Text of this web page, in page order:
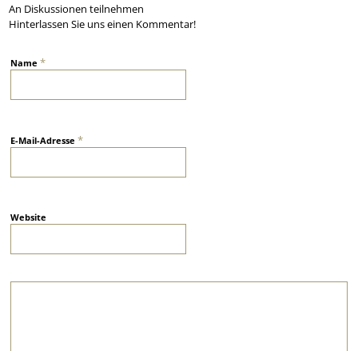
An Diskussionen teilnehmen
Hinterlassen Sie uns einen Kommentar!
Name*
E-Mail-Adresse*
Website